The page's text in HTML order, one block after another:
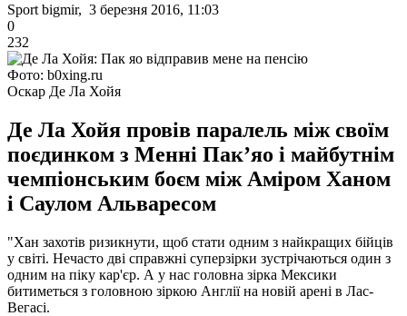
Sport bigmir, 3 березня 2016, 11:03
0
232
Фото: b0xing.ru
Оскар Де Ла Хойя
Де Ла Хойя провів паралель між своїм
поєдинком з Менні Пак’яо і майбутнім
чемпіонським боєм між Аміром Ханом
і Саулом Альваресом
"Хан захотів ризикнути, щоб стати одним з найкращих бійців
у світі. Нечасто дві справжні суперзірки зустрічаються один з
одним на піку кар'єр. А у нас головна зірка Мексики
битиметься з головною зіркою Англії на новій арені в Лас-
Вегасі.